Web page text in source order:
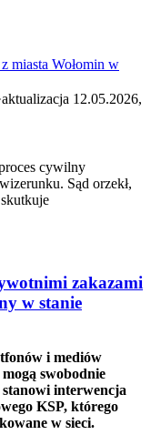
miasta Wołomin w
aktualizacja 12.05.2026,
cywilny
Sąd orzekł,
zakazami
w stanie
i mediów
mogą swobodnie
interwencja
KSP, którego
w sieci.